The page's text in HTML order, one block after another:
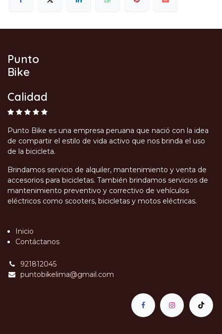
Punto
Bike
Calidad
Punto Bike es una empresa peruana que nació con la idea
de compartir el estilo de vida activo que nos brinda el uso
de la bicicleta.
Brindamos servicio de alquiler, mantenimiento y venta de
accesorios para bicicletas. También brindamos servicios de
mantenimiento preventivo y correctivo de vehículos
eléctricos como scooters, bicicletas y motos eléctricas.
Inicio
Contáctanos
921812045
puntobikelima@gmail.com